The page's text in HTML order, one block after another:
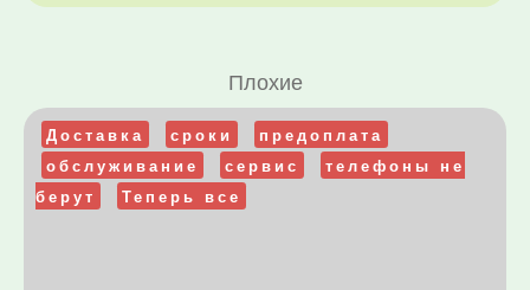
Плохие
Доставка сроки
предоплата
обслуживание
сервис
телефоны не
берут
Теперь все